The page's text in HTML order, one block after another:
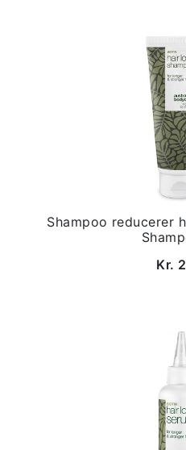
Shampoo reducerer
Kr.